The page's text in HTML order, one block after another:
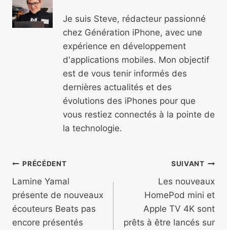
Je suis Steve, rédacteur passionné
chez Génération iPhone, avec une
expérience en développement
d'applications mobiles. Mon objectif
est de vous tenir informés des
dernières actualités et des
évolutions des iPhones pour que
vous restiez connectés à la pointe de
la technologie.
Navigation
de
l’article
PRÉCÉDENT
Lamine Yamal
présente de nouveaux
écouteurs Beats pas
encore présentés
SUIVANT
Les nouveaux
HomePod mini et
Apple TV 4K sont
prêts à être lancés sur